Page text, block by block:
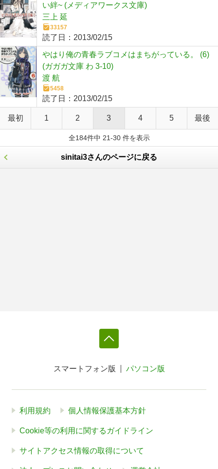
い絆~ (メディアワークス文庫)
三上 延
33157
読了日： 2013/02/15
やはり俺の青春ラブコメはまちがっている。 (6)
(ガガガ文庫 わ 3-10)
渡 航
5458
読了日： 2013/02/15
最初 1 2 3 4 5 最後
全184件中 21-30 件を表示
sinitai3さんのページに戻る
スマートフォン版 パソコン版
利用規約 個人情報保護基本方針
Cookie等の利用に関するガイドライン
サイトアクセス情報の取得について